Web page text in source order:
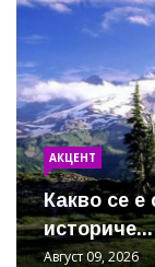
АКЦЕНТ
Какво се е
историче...
Август 09, 2026